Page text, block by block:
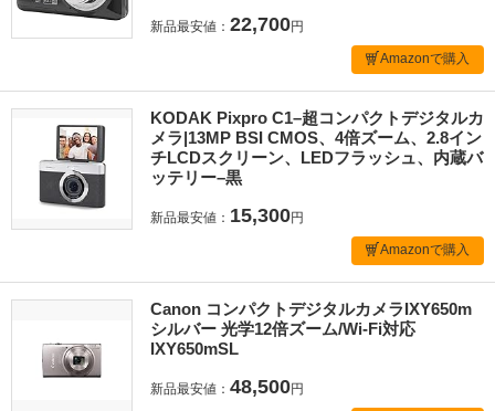
新品最安値： 22,700円
Amazonで購入
KODAK Pixpro C1–超コンパクトデジタルカ
メラ|13MP BSI CMOS、4倍ズーム、2.8イン
チLCDスクリーン、LEDフラッシュ、内蔵バ
ッテリー–黒
新品最安値： 15,300円
Amazonで購入
Canon コンパクトデジタルカメラIXY650m
シルバー 光学12倍ズーム/Wi-Fi対応
IXY650mSL
新品最安値： 48,500円